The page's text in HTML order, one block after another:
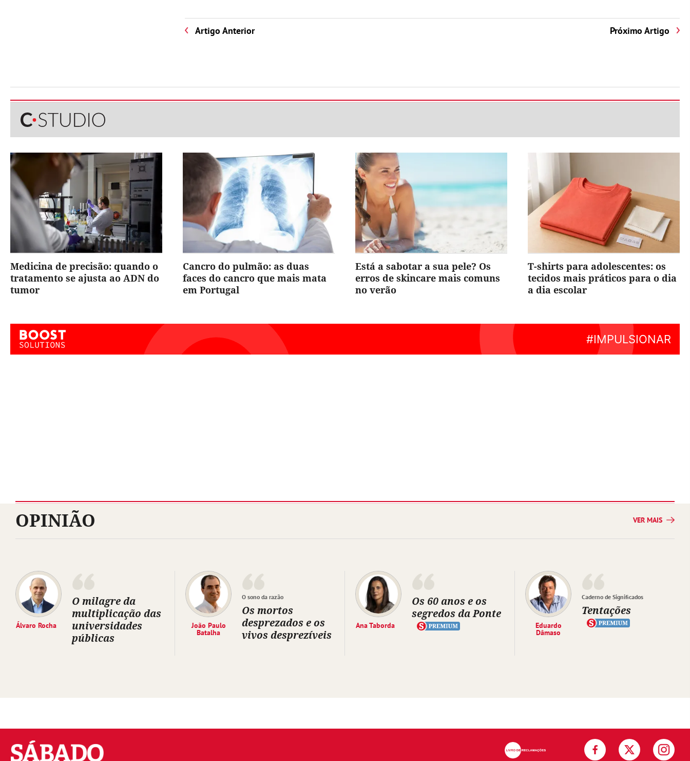
Artigo Anterior Próximo Artigo
Medicina de precisão: quando o
tratamento se ajusta ao ADN do
tumor
Cancro do pulmão: as duas
faces do cancro que mais mata
em Portugal
Está a sabotar a sua pele? Os
erros de skincare mais comuns
no verão
T-shirts para adolescentes: os
tecidos mais práticos para o dia
a dia escolar
OPINIÃO VER MAIS
Álvaro Rocha
O milagre da
multiplicação das
universidades
públicas
João Paulo
Batalha
O sono da razão
Os mortos
desprezados e os
vivos desprezíveis
Ana Taborda
Os 60 anos e os
segredos da Ponte
Eduardo
Dâmaso
Caderno de Significados
Tentações
Sábado